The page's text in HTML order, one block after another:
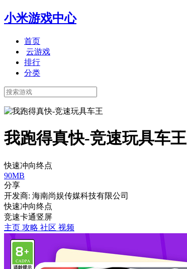
小米游戏中心
首页
云游戏
排行
分类
我跑得真快-竞速玩具车王
快速冲向终点
90MB
分享
开发商: 海南尚娱传媒科技有限公司
快速冲向终点
竞速卡通竖屏
主页 攻略 社区 视频